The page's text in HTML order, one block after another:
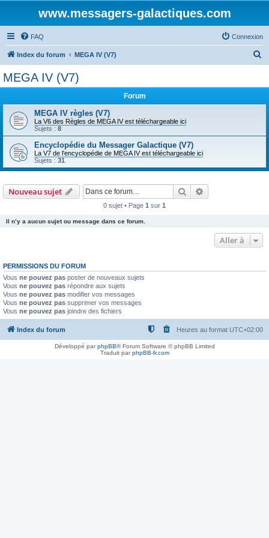
www.messagers-galactiques.com
FAQ Connexion
Index du forum MEGA IV (V7)
e
MEGA IV (V7)
Forum
MEGA IV règles (V7)
La V6 des Règles de MEGA IV est téléchargeable ici
Sujets : 8
Encyclopédie du Messager Galactique (V7)
La V7 de l'encyclopédie de MEGA IV est téléchargeable ici
Sujets : 31
Nouveau sujet Rechercher
0 sujet • Page 1 sur 1
Il n’y a aucun sujet ou message dans ce forum.
Aller à
PERMISSIONS DU FORUM
Vous ne pouvez pas poster de nouveaux sujets
Vous ne pouvez pas répondre aux sujets
Vous ne pouvez pas modifier vos messages
Vous ne pouvez pas supprimer vos messages
Vous ne pouvez pas joindre des fichiers
Index du forum Heures au format UTC+02:00
Développé parphpBB® Forum Software © phpBB Limited
Traduit parphpBB-fr.com